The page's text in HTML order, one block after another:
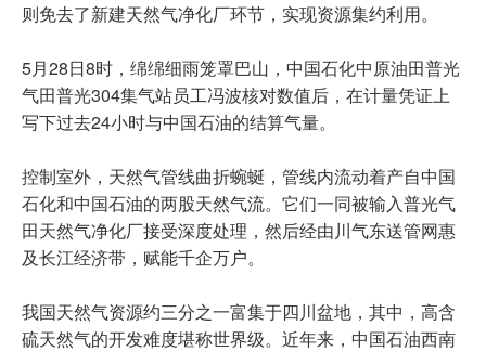
节能环保
分布式能源
则免去了新建天然气净化厂环节，实现资源集约利用。
5月28日8时，绵绵细雨笼罩巴山，中国石化中原油田普光
气田普光304集气站员工冯波核对数值后，在计量凭证上
写下过去24小时与中国石油的结算气量。
控制室外，天然气管线曲折蜿蜒，管线内流动着产自中国
石化和中国石油的两股天然气流。它们一同被输入普光气
田天然气净化厂接受深度处理，然后经由川气东送管网惠
及长江经济带，赋能千企万户。
我国天然气资源约三分之一富集于四川盆地，其中，高含
硫天然气的开发难度堪称世界级。近年来，中国石油西南